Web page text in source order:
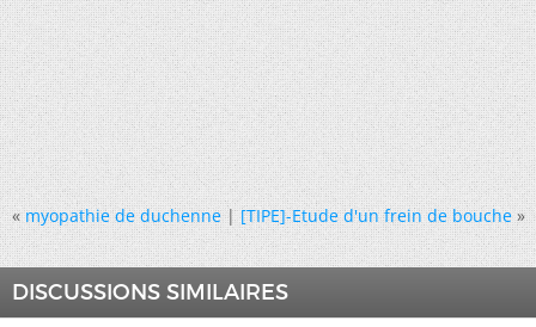
« myopathie de duchenne|[TIPE]-Etude d'un frein de bouche »
DISCUSSIONS SIMILAIRES